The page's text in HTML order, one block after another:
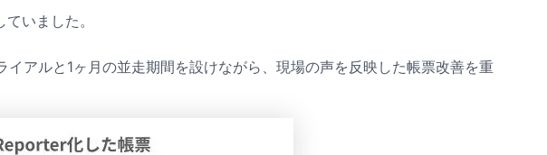
いました。
アルと1ヶ月の並走期間を設けながら、現場の声を反映した帳票改善を重